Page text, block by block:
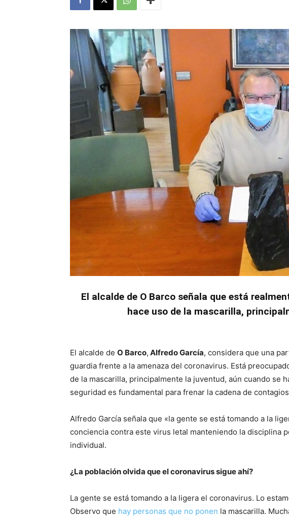
El alcalde de O Barco señala que está
hace uso de la mascarilla,
El alcalde de O Barco, Alfredo García, considera que una
guardia frente a la amenaza del coronavirus. Está
de la mascarilla, principalmente la juventud, aún cuando se
seguridad es fundamental para frenar la cadena de
Alfredo García señala que «la gente se está tomando a la
conciencia contra este virus letal manteniendo la disciplina
individual.
¿La población olvida que el coronavirus sigue ahí?
La gente se está tomando a la ligera el coronavirus. Lo
Observo que hay personas que no ponen la mascarilla.